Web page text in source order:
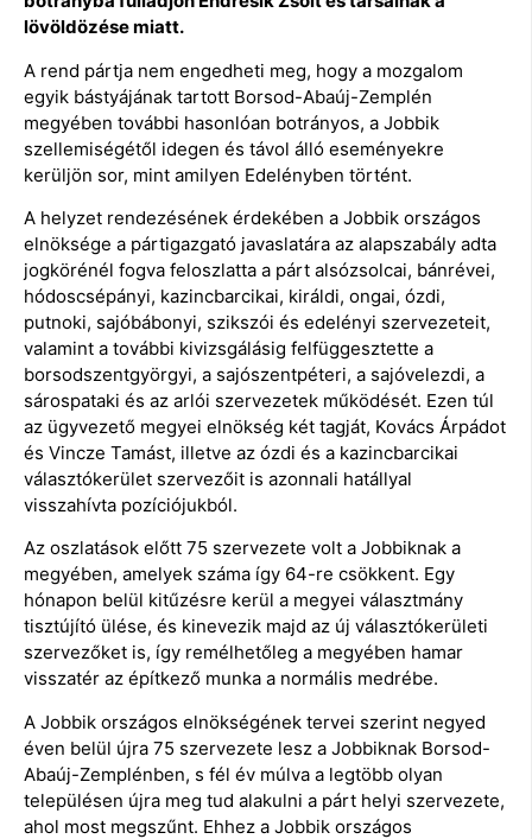
lövöldözése miatt.
A rend pártja nem engedheti meg, hogy a mozgalom
egyik bástyájának tartott Borsod-Abaúj-Zemplén
megyében további hasonlóan botrányos, a Jobbik
szellemiségétől idegen és távol álló eseményekre
kerüljön sor, mint amilyen Edelényben történt.
A helyzet rendezésének érdekében a Jobbik országos
elnöksége a pártigazgató javaslatára az alapszabály adta
jogkörénél fogva feloszlatta a párt alsózsolcai, bánrévei,
hódoscsépányi, kazincbarcikai, királdi, ongai, ózdi,
putnoki, sajóbábonyi, szikszói és edelényi szervezeteit,
valamint a további kivizsgálásig felfüggesztette a
borsodszentgyörgyi, a sajószentpéteri, a sajóvelezdi, a
sárospataki és az arlói szervezetek működését. Ezen túl
az ügyvezető megyei elnökség két tagját, Kovács Árpádot
és Vincze Tamást, illetve az ózdi és a kazincbarcikai
választókerület szervezőit is azonnali hatállyal
visszahívta pozíciójukból.
Az oszlatások előtt 75 szervezete volt a Jobbiknak a
megyében, amelyek száma így 64-re csökkent. Egy
hónapon belül kitűzésre kerül a megyei választmány
tisztújító ülése, és kinevezik majd az új választókerületi
szervezőket is, így remélhetőleg a megyében hamar
visszatér az építkező munka a normális medrébe.
A Jobbik országos elnökségének tervei szerint negyed
éven belül újra 75 szervezete lesz a Jobbiknak Borsod-
Abaúj-Zemplénben, s fél év múlva a legtöbb olyan
településen újra meg tud alakulni a párt helyi szervezete,
ahol most megszűnt. Ehhez a Jobbik országos